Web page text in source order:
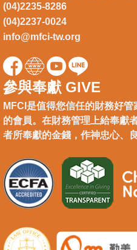
(04)2235-8286
(04)2237-0024
info@mfci-tw.org
參與奉獻 GIVE
MFCI是值得您信任的財務好
的會員。在財務管理上給奉獻
者所奉獻的金錢，作神忠心、